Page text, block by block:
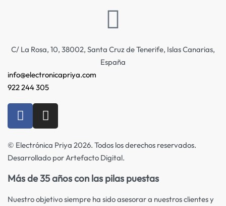
C/ La Rosa, 10, 38002, Santa Cruz de Tenerife, Islas Canarias,
España
info@electronicapriya.com
922 244 305
© Electrónica Priya 2026. Todos los derechos reservados.
Desarrollado por Artefacto Digital.
Más de 35 años con las pilas puestas
Nuestro objetivo siempre ha sido asesorar a nuestros clientes y